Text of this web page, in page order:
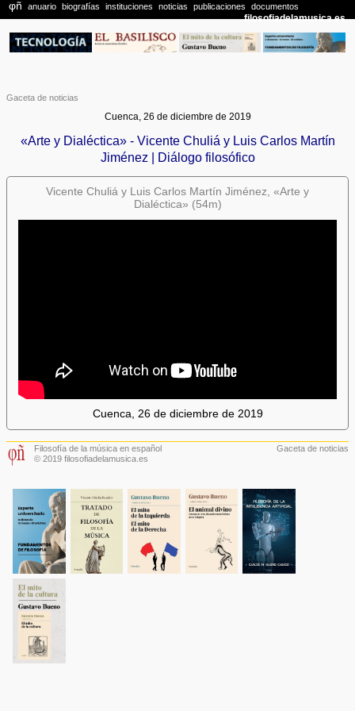
Gaceta de noticias
Cuenca, 26 de diciembre de 2019
«Arte y Dialéctica» - Vicente Chuliá y Luis Carlos Martín
Jiménez | Diálogo filosófico
Vicente Chuliá y Luis Carlos Martín Jiménez, «Arte y
Dialéctica» (54m)
Cuenca, 26 de diciembre de 2019
Filosofía de la música en español
© 2019 filosofiadelamusica.es
Gaceta de noticias